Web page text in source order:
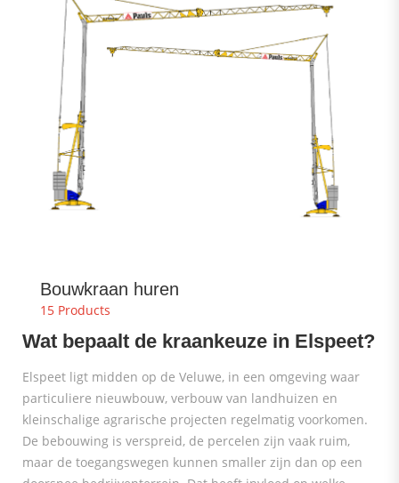
Bouwkraan huren
15 Products
Wat bepaalt de kraankeuze in Elspeet?
Elspeet ligt midden op de Veluwe, in een omgeving waar
particuliere nieuwbouw, verbouw van landhuizen en
kleinschalige agrarische projecten regelmatig voorkomen.
De bebouwing is verspreid, de percelen zijn vaak ruim,
maar de toegangswegen kunnen smaller zijn dan op een